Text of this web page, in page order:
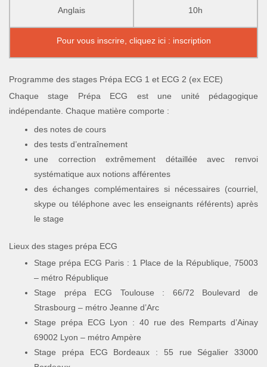
Anglais 10h
Pour vous inscrire, cliquez ici : inscription
Programme des stages Prépa ECG 1 et ECG 2 (ex ECE)
Chaque stage Prépa ECG est une unité pédagogique
indépendante. Chaque matière comporte :
des notes de cours
des tests d’entraînement
une correction extrêmement détaillée avec renvoi
systématique aux notions afférentes
des échanges complémentaires si nécessaires (courriel,
skype ou téléphone avec les enseignants référents) après
le stage
Lieux des stages prépa ECG
Stage prépa ECG Paris : 1 Place de la République, 75003
– métro République
Stage prépa ECG Toulouse : 66/72 Boulevard de
Strasbourg – métro Jeanne d’Arc
Stage prépa ECG Lyon : 40 rue des Remparts d’Ainay
69002 Lyon – métro Ampère
Stage prépa ECG Bordeaux : 55 rue Ségalier 33000